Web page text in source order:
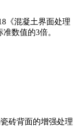
《混凝土界面处理
数值的3倍。
砖背面的增强处理